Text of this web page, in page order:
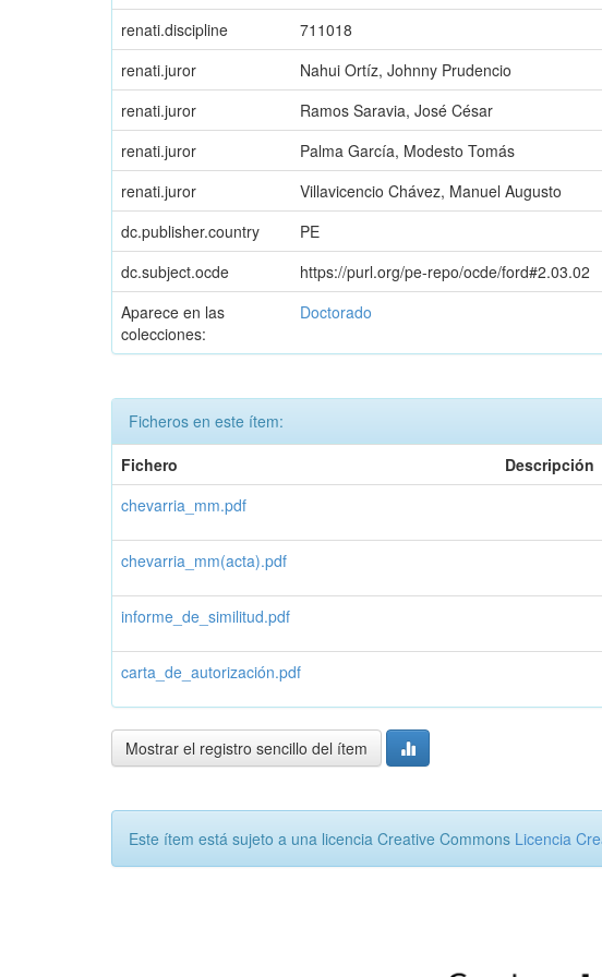
renati.discipline
711018
renati.juror
Nahui Ortíz, Johnny Prudencio
renati.juror
Ramos Saravia, José César
renati.juror
Palma García, Modesto Tomás
renati.juror
Villavicencio Chávez, Manuel Augusto
dc.publisher.country
PE
dc.subject.ocde
https://purl.org/pe-repo/ocde/ford#2.03.02
Aparece en las
colecciones:
Doctorado
Ficheros en este ítem:
Fichero
Descripción
chevarria_mm.pdf
chevarria_mm(acta).pdf
informe_de_similitud.pdf
carta_de_autorización.pdf
Mostrar el registro sencillo del ítem
Este ítem está sujeto a una licencia Creative Commons Licencia